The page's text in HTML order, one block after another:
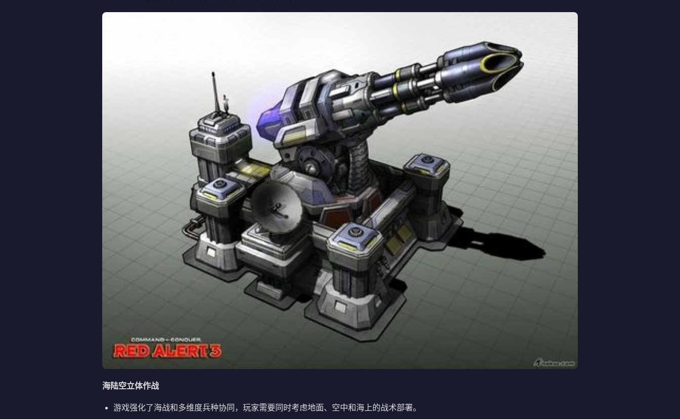
海陆空立体作战
游戏强化了海战和多维度兵种协同，玩家需要同时考虑地面、空中和海上的战术部署。